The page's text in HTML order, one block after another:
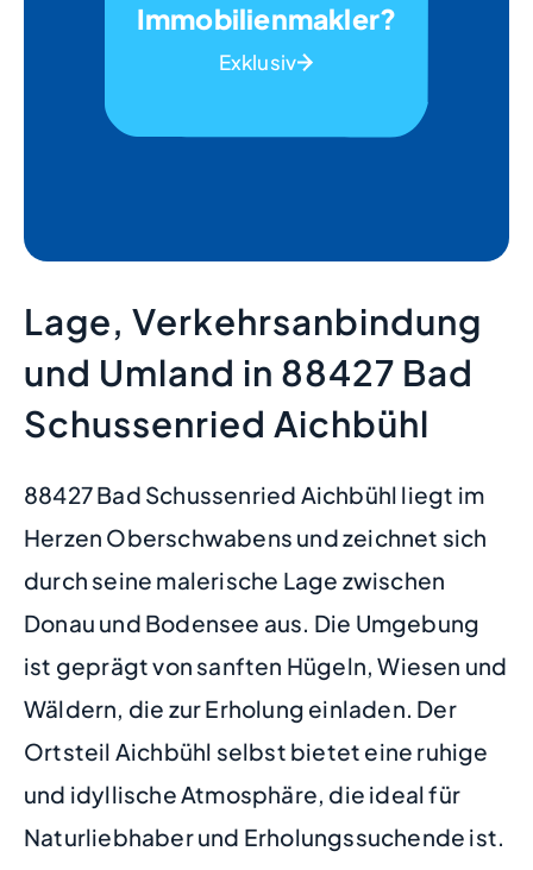
Immobilienmakler?
Exklusiv
Lage, Verkehrsanbindung
und Umland in 88427 Bad
Schussenried Aichbühl
88427 Bad Schussenried Aichbühl liegt im
Herzen Oberschwabens und zeichnet sich
durch seine malerische Lage zwischen
Donau und Bodensee aus. Die Umgebung
ist geprägt von sanften Hügeln, Wiesen und
Wäldern, die zur Erholung einladen. Der
Ortsteil Aichbühl selbst bietet eine ruhige
und idyllische Atmosphäre, die ideal für
Naturliebhaber und Erholungssuchende ist.